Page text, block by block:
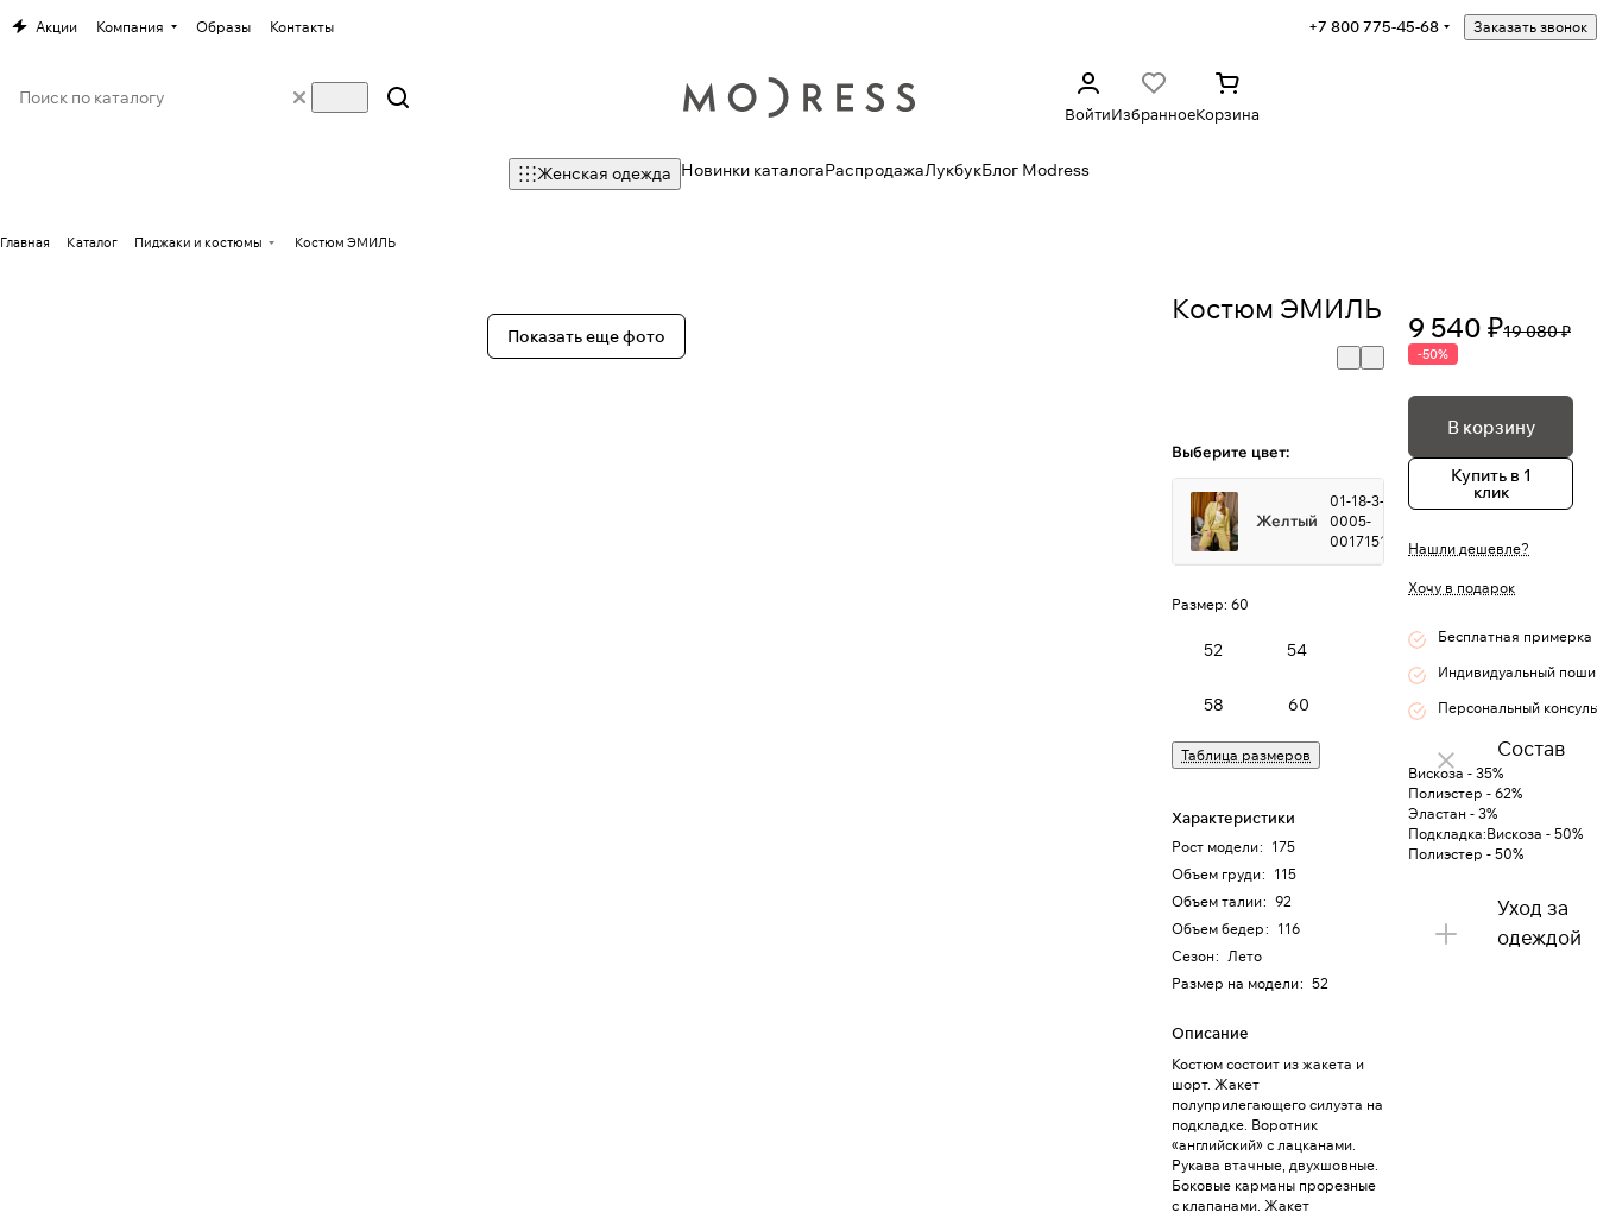
Акции Компания Образы Контакты +7 800 775-45-68 Заказать звонок
ВойтиИзбранноеКорзина
Женская одежда Новинки каталогаРаспродажаЛукбукБлог Modress
Главная Каталог Пиджаки и костюмы Костюм ЭМИЛЬ
Показать еще фото
Костюм ЭМИЛЬ
Выберите цвет:
Желтый
01-18-3-
0005-
0017151
Размер: 60
52 54
58 60
Таблица размеров
Характеристики
Рост модели: 175
Объем груди: 115
Объем талии: 92
Объем бедер: 116
Сезон: Лето
Размер на модели: 52
Описание
Костюм состоит из жакета и
шорт. Жакет
полуприлегающего силуэта на
подкладке. Воротник
«английский» с лацканами.
Рукава втачные, двухшовные.
Боковые карманы прорезные
с клапанами. Жакет
9 540 ₽19 080 ₽
-50%
В корзину
Купить в 1
клик
Нашли дешевле?
Хочу в подарок
Бесплатная примерка
Индивидуальный
Персональный
Состав
Вискоза - 35%
Полиэстер - 62%
Эластан - 3%
Подкладка:Вискоза - 50%
Полиэстер - 50%
Уход за
одеждой